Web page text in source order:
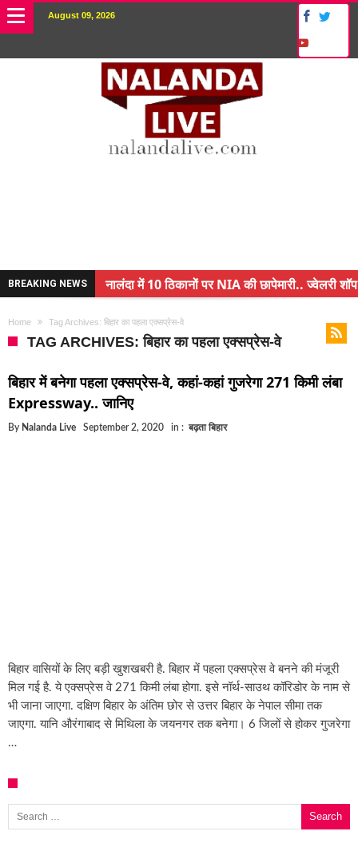
August 09, 2026
BREAKING NEWS
नालंदा में 10 ठिकानों पर NIA की छापेमारी.. ज्वेलरी शॉप
अंचल पदाधिकारी (CO) बर्खास्त.. फर्जीवाड़ा कर पाई थी
बिहार में एक और सिक्स लेन की मंजूरी.. जानिए किन-किन
क्रिकेटर ईशान किशन की शादी फिक्स, गर्लफ्रेंड से होगी
Home Tag Archives: बिहार का पहला एक्सप्रेस-वे
TAG ARCHIVES: बिहार का पहला एक्सप्रेस-वे
बिहार में बनेगा पहला एक्सप्रेस-वे, कहां-कहां गुजरेगा 271 किमी लंबा
Expressway.. जानिए
By Nalanda Live September 2, 2020 in : बढ़ता बिहार
बिहार वासियों के लिए बड़ी खुशखबरी है. बिहार में पहला एक्सप्रेस वे बनने की मंजूरी
मिल गई है. ये एक्सप्रेस वे 271 किमी लंबा होगा. इसे नॉर्थ-साउथ कॉरिडोर के नाम से
भी जाना जाएगा. दक्षिण बिहार के अंतिम छोर से उत्तर बिहार के नेपाल सीमा तक
जाएगा. यानि औरंगाबाद से मिथिला के जयनगर तक बनेगा। 6 जिलों से होकर गुजरेगा
…
Search for: